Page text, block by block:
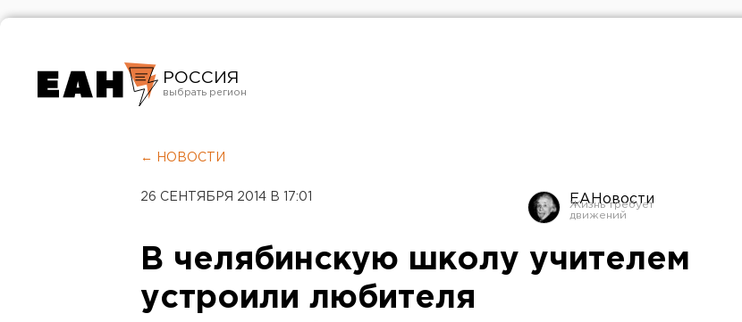
РОССИЯ
Челябинск
← НОВОСТИ
26 СЕНТЯБРЯ 2014 В 17:01 ЕАНовости
В челябинскую школу учителем
устроили любителя